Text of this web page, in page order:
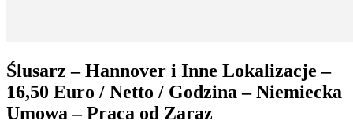
Ślusarz – Hannover i Inne Lokalizacje –
16,50 Euro / Netto / Godzina – Niemiecka
Umowa – Praca od Zaraz